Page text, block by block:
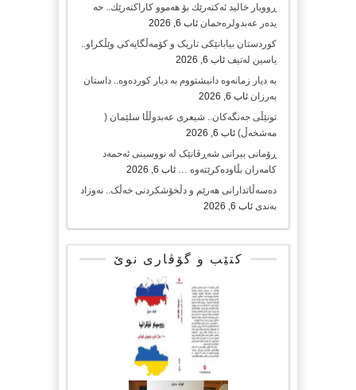
ڕووبار خالید ئەكتەرێك بۆ هەموو كاراكتەرێك.. حه
یدەر عەبدولرەحمان ئاب 6, 2026
کوردستان بیابانێکی تاریک و کۆمەڵگایەکی وێڵکراو..
یاسین لەتیف ئاب 6, 2026
بە دیار زمانەوە دانیشتووم بە دیار کوردەوە.. داستان
بەرزان ئاب 6, 2026
تونێڵی جەنگەکان.. شیعری عەبدوڵڵا سلێمان (
مەشخەڵ) ئاب 6, 2026
ڕۆمانی بیرانی شەڕڤانێک لە نووسینی ئەحمەد
کامەران بڵاودەکرێتەوە … ئاب 6, 2026
دەسەڵاتدارانی هەرێم و دڵخۆشکردنی خەڵک.. نەوزاد
بەندی ئاب 6, 2026
کتێب و گۆڤاری نوێ